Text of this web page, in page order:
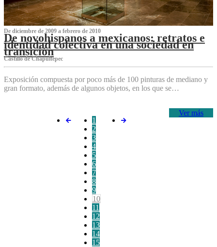
De diciembre de 2009 a febrero de 2010
De novohispanos a mexicanos: retratos e
identidad colectiva en una sociedad en
transición
Castillo de Chapultepec
Exposición compuesta por poco más de 100 pinturas de mediano y
gran formato, además de algunos objetos, en los que se…
Ver más
1
2
3
4
5
6
7
8
9
10
11
12
13
14
15